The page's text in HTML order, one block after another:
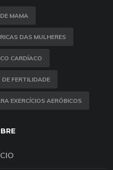
MAMA
DAS MULHERES
CARDÍACO
FERTILIDADE
EXERCÍCIOS AERÓBICOS